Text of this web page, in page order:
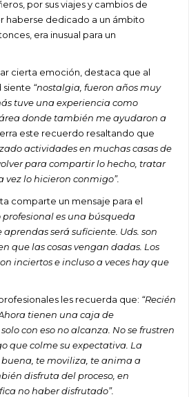
por sus viajes y cambios de
haberse dedicado a un ámbito
era inusual para un
cierta emoción, destaca que al
siente “nostalgia, fueron años muy
tuve una experiencia como
donde también me ayudaron a
este recuerdo resaltando que
actividades en muchas casas de
para compartir lo hecho, tratar
lo hicieron conmigo”.
comparte un mensaje para el
profesional es una búsqueda
será suficiente. Uds. son
que las cosas vengan dadas. Los
inciertos e incluso a veces hay que
les recuerda que: “Recién
tienen una caja de
con eso no alcanza. No se frustren
que colme su expectativa. La
te moviliza, te anima a
disfruta del proceso, en
no haber disfrutado”.